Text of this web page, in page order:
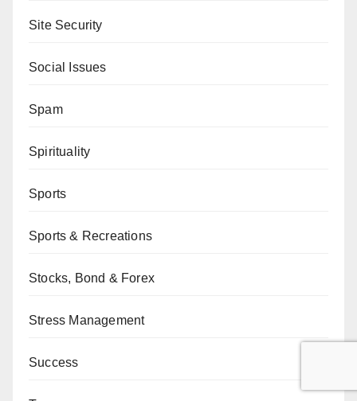
Site Security
Social Issues
Spam
Spirituality
Sports
Sports & Recreations
Stocks, Bond & Forex
Stress Management
Success